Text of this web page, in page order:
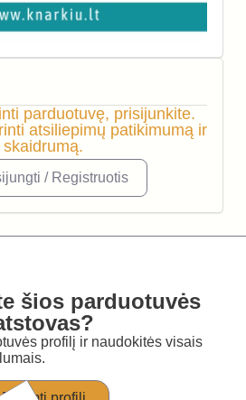
parduotuvę, prisijunkite.
atsiliepimų patikimumą ir
skaidrumą.
/ Registruotis
šios parduotuvės
profilį ir naudokitės visais